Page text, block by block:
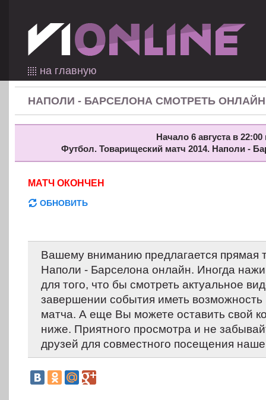
на главную
НАПОЛИ - БАРСЕЛОНА СМОТРЕТЬ ОНЛАЙН
Начало 6 августа в 22:00
Футбол. Товарищеский матч 2014. Наполи -
МАТЧ ОКОНЧЕН
ОБНОВИТЬ
Вашему вниманию предлагается прямая
Наполи - Барселона онлайн. Иногда
для того, что бы смотреть актуальное
завершении события иметь возможность
матча. А еще Вы можете оставить свой
ниже. Приятного просмотра и не
друзей для совместного посещения